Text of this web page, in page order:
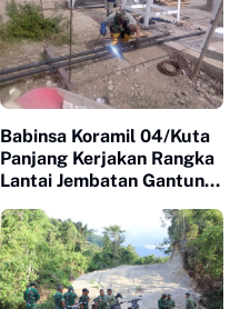
Babinsa Koramil 04/Kuta
Panjang Kerjakan Rangka
Lantai Jembatan Gantung